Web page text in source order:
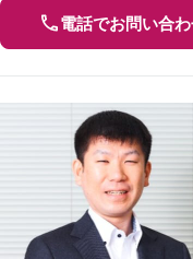
電話でお問い合